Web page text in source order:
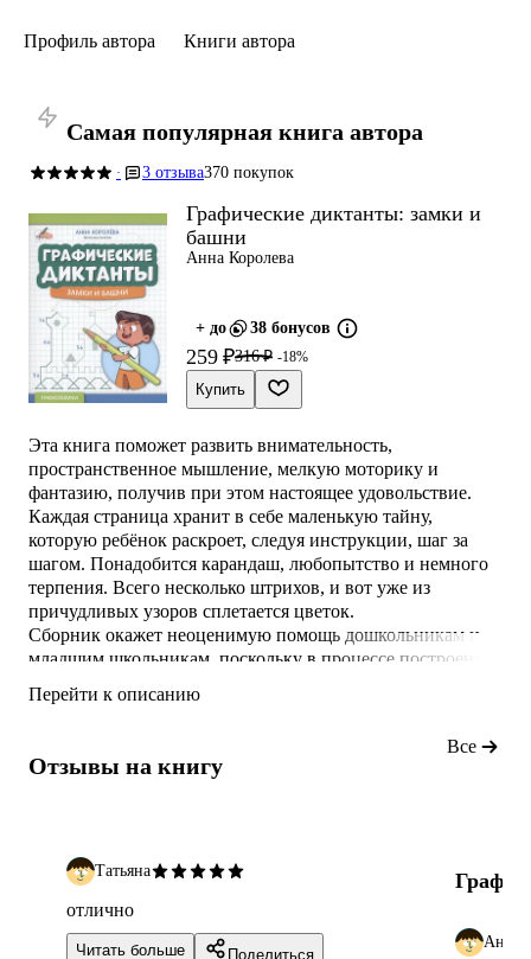
Профиль автора Книги автора
Самая популярная книга автора
· 3 отзыва370 покупок
Графические диктанты: замки и
башни
Анна Королева
+ до 38 бонусов
259 ₽316 ₽ -18%
Купить
Эта книга поможет развить внимательность,
пространственное мышление, мелкую моторику и
фантазию, получив при этом настоящее удовольствие.
Каждая страница хранит в себе маленькую тайну,
которую ребёнок раскроет, следуя инструкции, шаг за
шагом. Понадобится карандаш, любопытство и немного
терпения. Всего несколько штрихов, и вот уже из
причудливых узоров сплетается цветок.
Сборник окажет неоценимую помощь дошкольникам и
младшим школьникам, поскольку в процессе построения
пространственного воображения ребёнка, что напрямую
Навык пересчитывания клеток пригодится не только на
уроках математики в началь
Перейти к описанию
Отзывы на книгу
Все
Татьяна
отлично
Читать больше Поделиться